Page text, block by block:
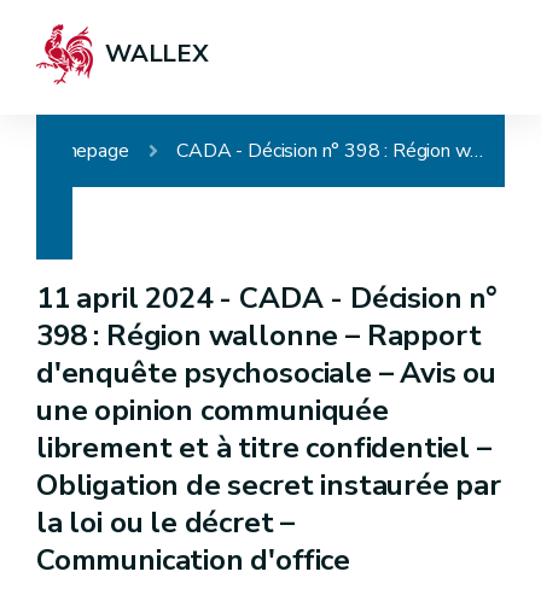
WALLEX
Homepage CADA - Décision n° 398 : Région wallonne – Rapport d'enquête psychosociale – Avis ou une opinion communiquée librement et à titre confidentiel – Obligation de secret instaurée par la loi ou le décret – Communication d'office
11 april 2024 - CADA - Décision n°
398 : Région wallonne – Rapport
d'enquête psychosociale – Avis ou
une opinion communiquée
librement et à titre confidentiel –
Obligation de secret instaurée par
la loi ou le décret –
Communication d'office